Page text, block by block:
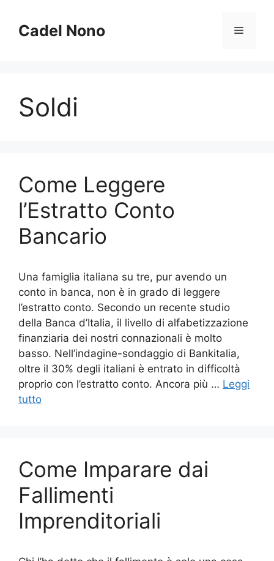
contenuto
Cadel Nono Menu
Soldi
Come Leggere
l’Estratto Conto
Bancario
Una famiglia italiana su tre, pur avendo un
conto in banca, non è in grado di leggere
l’estratto conto. Secondo un recente studio
della Banca d’Italia, il livello di alfabetizzazione
finanziaria dei nostri connazionali è molto
basso. Nell’indagine-sondaggio di Bankitalia,
oltre il 30% degli italiani è entrato in difficoltà
proprio con l’estratto conto. Ancora più … Leggi
tutto
Come Imparare dai
Fallimenti
Imprenditoriali